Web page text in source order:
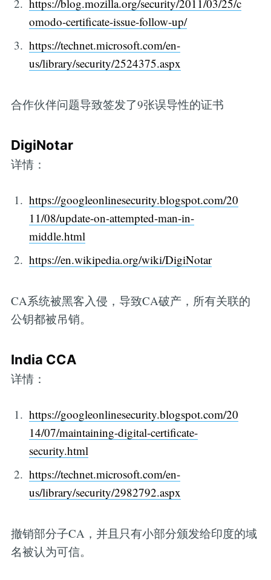
https://blog.mozilla.org/security/2011/03/25/c
omodo-certificate-issue-follow-up/
https://technet.microsoft.com/en-
us/library/security/2524375.aspx
合作伙伴问题导致签发了9张误导性的证书
DigiNotar
详情：
https://googleonlinesecurity.blogspot.com/20
11/08/update-on-attempted-man-in-
middle.html
https://en.wikipedia.org/wiki/DigiNotar
CA系统被黑客入侵，导致CA破产，所有关联的
公钥都被吊销。
India CCA
详情：
https://googleonlinesecurity.blogspot.com/20
14/07/maintaining-digital-certificate-
security.html
https://technet.microsoft.com/en-
us/library/security/2982792.aspx
撤销部分子CA，并且只有小部分颁发给印度的域
名被认为可信。